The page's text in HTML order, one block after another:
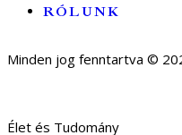
RÓLUNK
Minden jog fenntartva ©
Élet és Tudomány